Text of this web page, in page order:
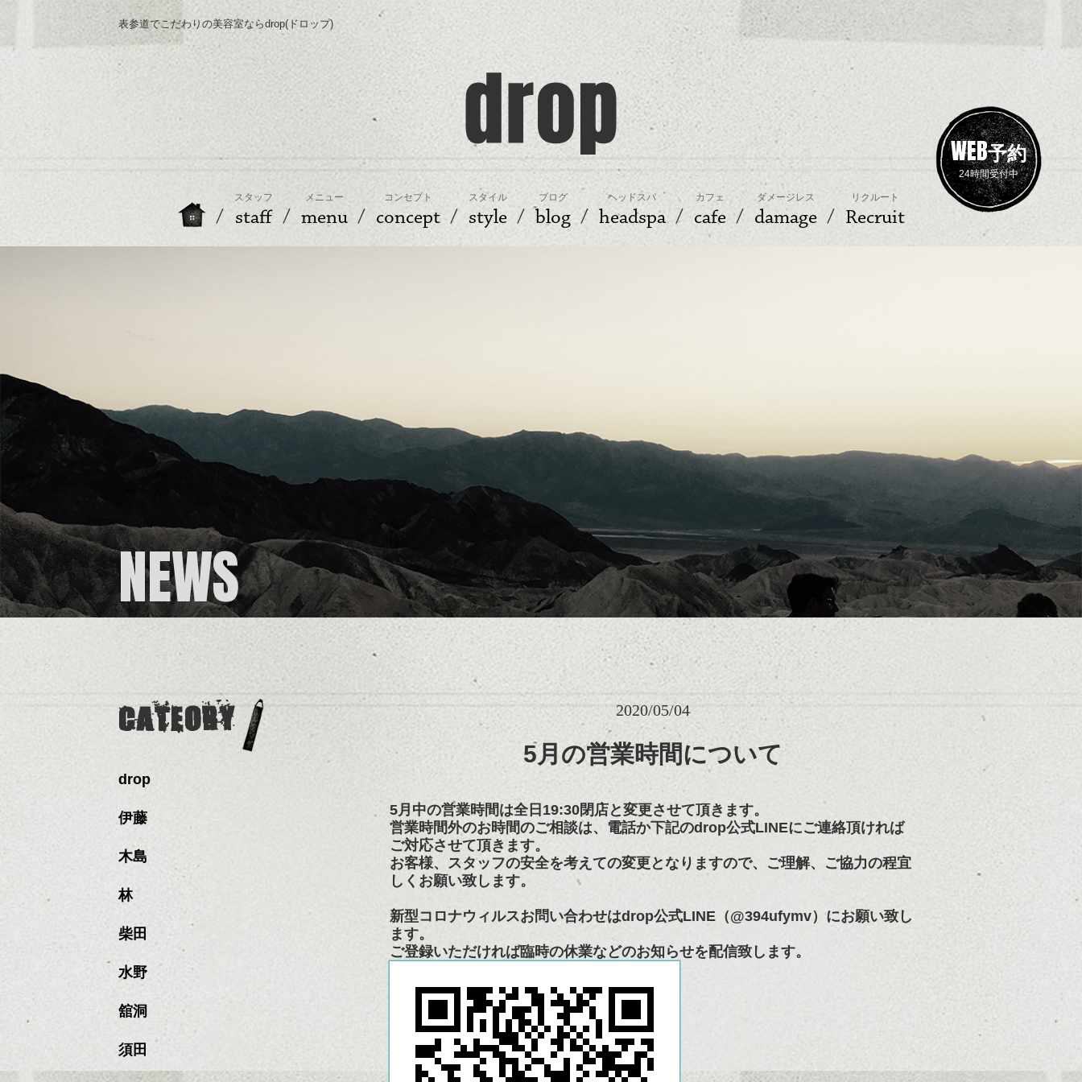
表参道でこだわりの美容室ならdrop(ドロップ)
WEB予約
24時間受付中
スタッフ
staff
メニュー
menu
コンセプト
concept
スタイル
style
ブログ
blog
ヘッドスパ
headspa
カフェ
cafe
ダメージレス
damage
リクルート
Recruit
NEWS
2020/05/04
5月の営業時間について
5月中の営業時間は全日19:30閉店と変更させて頂きます。
営業時間外のお時間のご相談は、電話か下記のdrop公式LINEにご連絡頂ければ
ご対応させて頂きます。
お客様、スタッフの安全を考えての変更となりますので、ご理解、ご協力の程宜
しくお願い致します。
新型コロナウィルスお問い合わせはdrop公式LINE（@394ufymv）にお願い致し
ます。
ご登録いただければ臨時の休業などのお知らせを配信致します。
CATEORY
drop
伊藤
木島
林
柴田
水野
舘洞
須田